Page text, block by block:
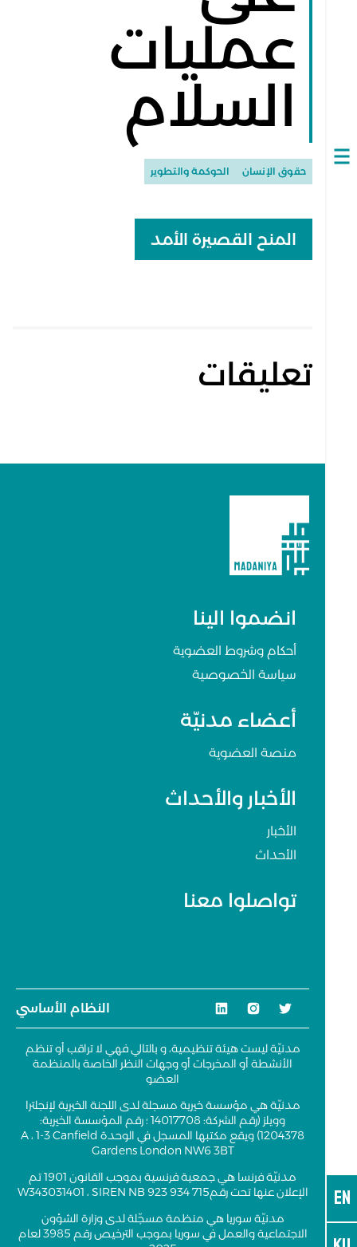
Open
navigation
EN
عمليات
السلام
حقوق الإنسان الحوكمة والتطوير
المنح القصيرة الأمد
تعليقات
انضموا الينا
أحكام وشروط العضوية
سياسة الخصوصية
أعضاء مدنيّة
منصة العضوية
الأخبار والأحداث
الأخبار
الأحداث
تواصلوا معنا
النظام الأساسي
مدنيّة ليست هيئة تنظيمية، و بالتالي فهي لا تراقب أو تنظم
الأنشطة أو المخرجات أو وجهات النظر الخاصة بالمنظمة
العضو
مدنيّة هي مؤسسة خيرية مسجلة لدى اللجنة الخيرية لإنجلترا
وويلز (رقم الشركة: 14017708 ؛ رقم المؤسسة الخيرية:
1204378) ويقع مكتبها المسجل في الوحدة A ، 1-3 Canfield
Gardens London NW6 3BT
مدنيّة فرنسا هي جمعية فرنسية بموجب القانون 1901 تم
الإعلان عنها تحت رقمW343031401 ، SIREN NB 923 934 715
مدنيّة سوريا هي منظمة مسجّلة لدى وزارة الشؤون
الاجتماعية والعمل في سوريا بموجب الترخيص رقم 3985 لعام